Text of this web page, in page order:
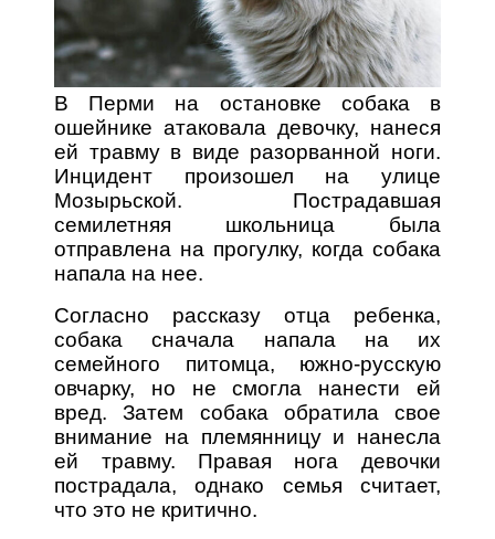
В Перми на остановке собака в
ошейнике атаковала девочку, нанеся
ей травму в виде разорванной ноги.
Инцидент произошел на улице
Мозырьской. Пострадавшая
семилетняя школьница была
отправлена на прогулку, когда собака
напала на нее.
Согласно рассказу отца ребенка,
собака сначала напала на их
семейного питомца, южно-русскую
овчарку, но не смогла нанести ей
вред. Затем собака обратила свое
внимание на племянницу и нанесла
ей травму. Правая нога девочки
пострадала, однако семья считает,
что это не критично.